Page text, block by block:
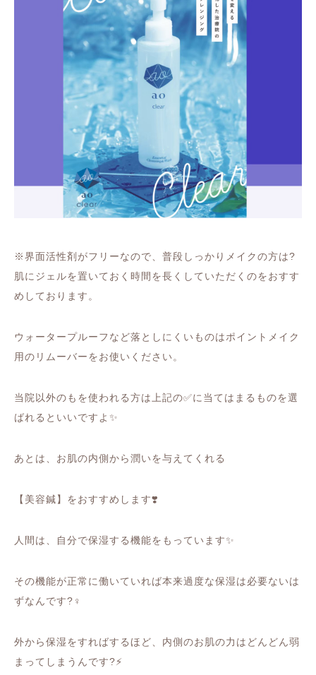
※界面活性剤がフリーなので、普段しっかりメイクの方は?
肌にジェルを置いておく時間を長くしていただくのをおすす
めしております。
ウォータープルーフなど落としにくいものはポイントメイク
用のリムーバーをお使いください。
当院以外のもを使われる方は上記の✅に当てはまるものを選
ばれるといいですよ ✨
あとは、お肌の内側から潤いを与えてくれる
【美容鍼】をおすすめします❣️
人間は、自分で保湿する機能をもっています✨
その機能が正常に働いていれば本来過度な保湿は必要ないは
ずなんです?‍♀️
外から保湿をすればするほど、内側のお肌の力はどんどん弱
まってしまうんです?⚡️